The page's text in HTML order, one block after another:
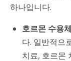
하나입니다.
호르몬 수용
다. 일반적으
치료, 호르몬